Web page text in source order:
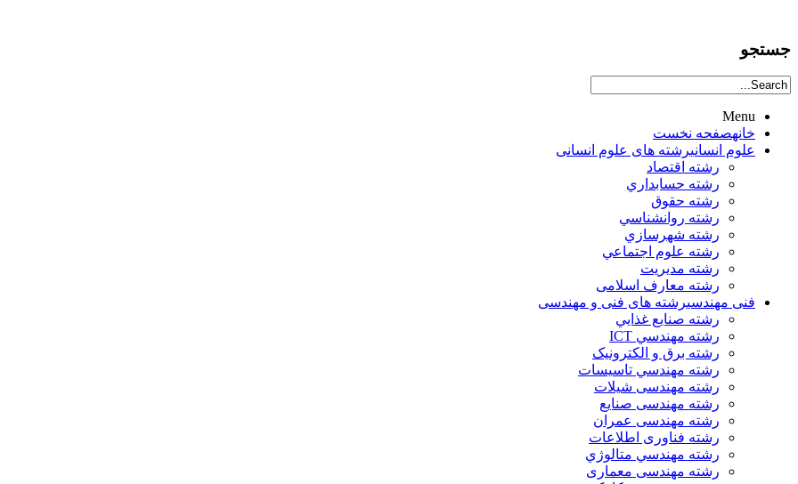
جستجو
Menu
خانهصفحه نخست
علوم انسانيرشته های علوم انسانی
رشته اقتصاد
رشته حسابداري
رشته حقوق
رشته روانشناسي
رشته شهرسازي
رشته علوم اجتماعي
رشته مديريت
رشته معارف اسلامی
فنی مهندسیرشته های فنی و مهندسی
رشته صنايع غذايي
رشته مهندسي ICT
رشته برق و الکترونيک
رشته مهندسي تاسيسات
رشته مهندسی شیلات
رشته مهندسی صنایع
رشته مهندسی عمران
رشته فناوری اطلاعات
رشته مهندسي متالوژي
رشته مهندسی معماری